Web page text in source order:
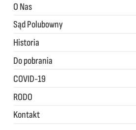
O Nas
Sąd Polubowny
Historia
Do pobrania
COVID-19
RODO
Kontakt